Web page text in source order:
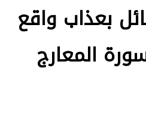
بعذاب واقع